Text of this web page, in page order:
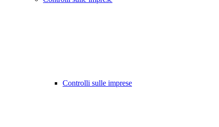
Controlli sulle imprese